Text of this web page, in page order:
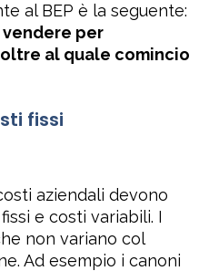
al BEP è la seguente:
per
al quale comincio
fissi
aziendali devono
e costi variabili. I
non variano col
Ad esempio i canoni